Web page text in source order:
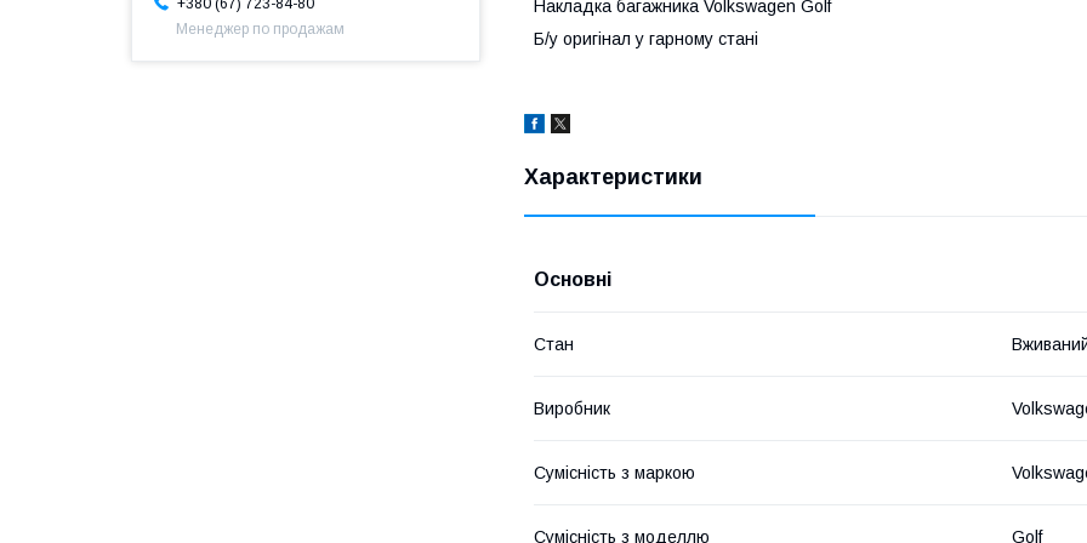
Накладка багажника Volkswagen Golf
Б/у оригінал у гарному стані
Характеристики
Основні
Стан
Виробник
Сумісність з маркою
Сумісність з моделлю Golf
+380 (67) 723-84-80
Менеджер по продажам